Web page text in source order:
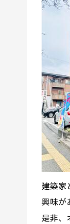
建築家
興味が
是非、